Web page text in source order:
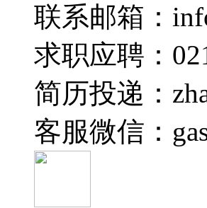
联系邮箱：
求职应聘：
简历投递：
客服微信：